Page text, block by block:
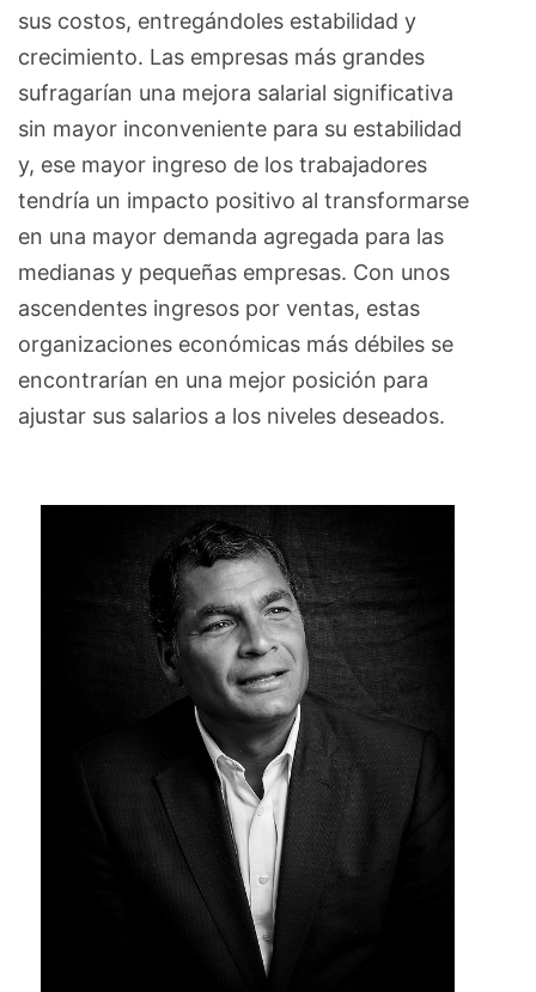
sus costos, entregándoles estabilidad y
crecimiento. Las empresas más grandes
sufragarían una mejora salarial significativa
sin mayor inconveniente para su estabilidad
y, ese mayor ingreso de los trabajadores
tendría un impacto positivo al transformarse
en una mayor demanda agregada para las
medianas y pequeñas empresas. Con unos
ascendentes ingresos por ventas, estas
organizaciones económicas más débiles se
encontrarían en una mejor posición para
ajustar sus salarios a los niveles deseados.